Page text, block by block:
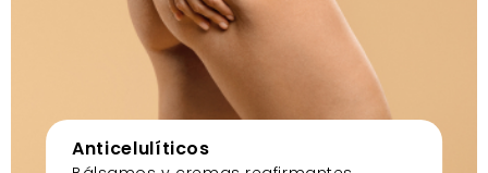
Anticelulíticos